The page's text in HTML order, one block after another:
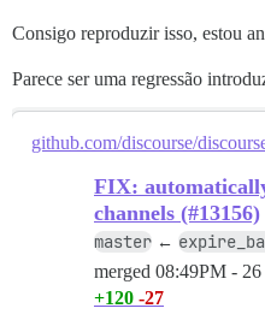
Consigo reproduzir isso, estou
Parece ser uma regressão
github.com/discourse/
FIX:
channels (#13156)
master ←
merged 08:49PM -
+120 -27